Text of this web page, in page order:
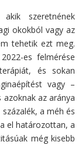
szeretnének
okokból vagy az
tehetik ezt meg.
es felmérése
és sokan
vagy –
az aránya
a méh és
el határozottan, a
még kisebb